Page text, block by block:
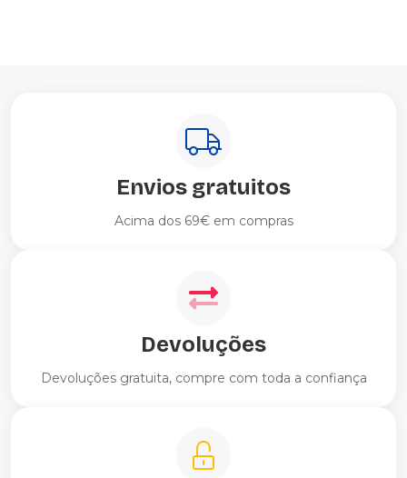
Envios gratuitos
Acima dos 69€ em compras
Devoluções
Devoluções gratuita, compre com toda a confiança